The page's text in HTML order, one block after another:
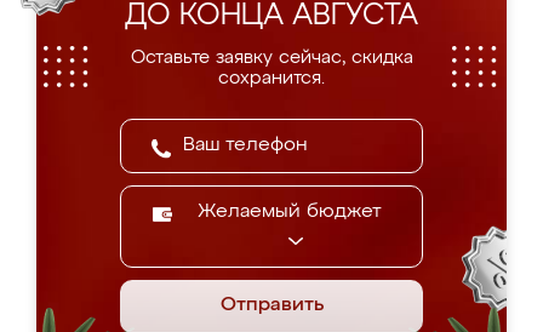
ДО КОНЦА АВГУСТА
Оставьте заявку сейчас, скидка
сохранится.
Желаемый бюджет
Отправить